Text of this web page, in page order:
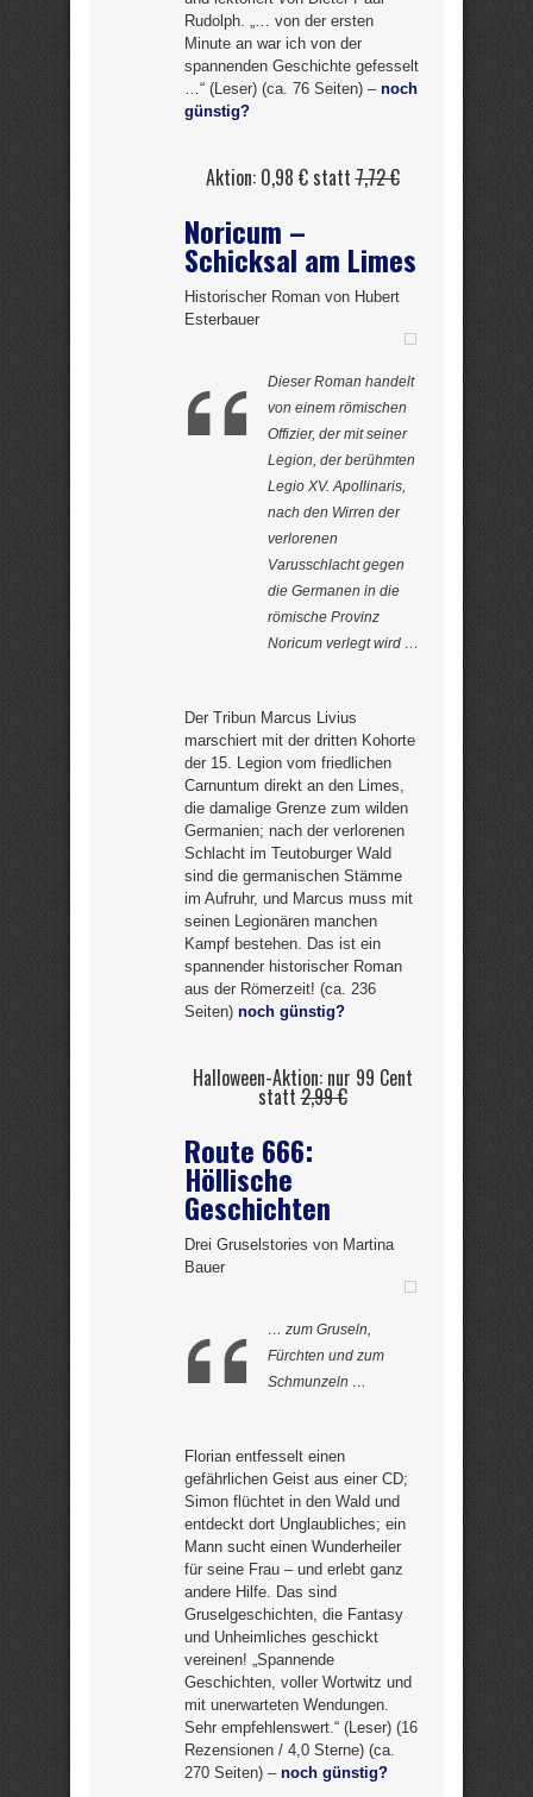
Rudolph. „… von der ersten
Minute an war ich von der
spannenden Geschichte gefesselt
…“ (Leser) (ca. 76 Seiten) – noch
günstig?
Aktion: 0,98 € statt7,72 €
Noricum –
Schicksal am Limes
Historischer Roman von Hubert
Esterbauer
Dieser Roman handelt
von einem römischen
Offizier, der mit seiner
Legion, der berühmten
Legio XV. Apollinaris,
nach den Wirren der
verlorenen
Varusschlacht gegen
die Germanen in die
römische Provinz
Noricum verlegt wird …
Der Tribun Marcus Livius
marschiert mit der dritten Kohorte
der 15. Legion vom friedlichen
Carnuntum direkt an den Limes,
die damalige Grenze zum wilden
Germanien; nach der verlorenen
Schlacht im Teutoburger Wald
sind die germanischen Stämme
im Aufruhr, und Marcus muss mit
seinen Legionären manchen
Kampf bestehen. Das ist ein
spannender historischer Roman
aus der Römerzeit! (ca. 236
Seiten) noch günstig?
Halloween-Aktion: nur 99 Cent
statt2,99 €
Route 666:
Höllische
Geschichten
Drei Gruselstories von Martina
Bauer
… zum Gruseln,
Fürchten und zum
Schmunzeln …
Florian entfesselt einen
gefährlichen Geist aus einer CD;
Simon flüchtet in den Wald und
entdeckt dort Unglaubliches; ein
Mann sucht einen Wunderheiler
für seine Frau – und erlebt ganz
andere Hilfe. Das sind
Gruselgeschichten, die Fantasy
und Unheimliches geschickt
vereinen! „Spannende
Geschichten, voller Wortwitz und
mit unerwarteten Wendungen.
Sehr empfehlenswert.“ (Leser) (16
Rezensionen / 4,0 Sterne) (ca.
270 Seiten) – noch günstig?